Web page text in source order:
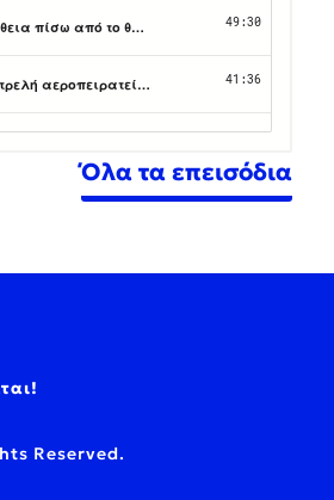
Όλα τα επεισόδια
Reserved.